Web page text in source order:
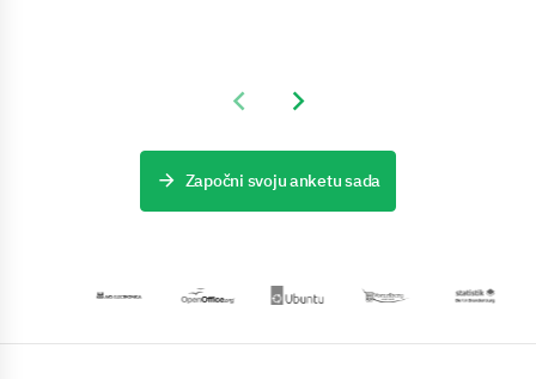
Previous slide
Next slide
Započni svoju anketu sada